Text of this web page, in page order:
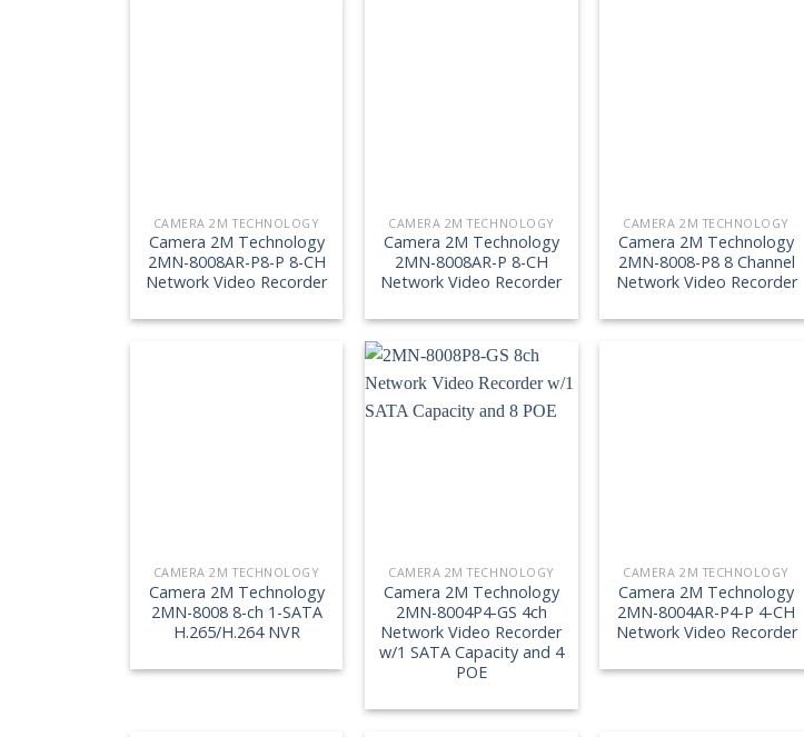
CAMERA 2M TECHNOLOGY
Camera 2M Technology
2MN-8008AR-P8-P 8-CH
Network Video Recorder
CAMERA 2M TECHNOLOGY
Camera 2M Technology
2MN-8008AR-P 8-CH
Network Video Recorder
CAMERA 2M TECHNOLOGY
Camera 2M Technology
2MN-8008-P8 8 Channel
Network Video Recorder
CAMERA 2M TECHNOLOGY
Camera 2M Technology
2MN-8008 8-ch 1-SATA
H.265/H.264 NVR
CAMERA 2M TECHNOLOGY
Camera 2M Technology
2MN-8004P4-GS 4ch
Network Video Recorder
w/1 SATA Capacity and 4
POE
CAMERA 2M TECHNOLOGY
Camera 2M Technology
2MN-8004AR-P4-P 4-CH
Network Video Recorder